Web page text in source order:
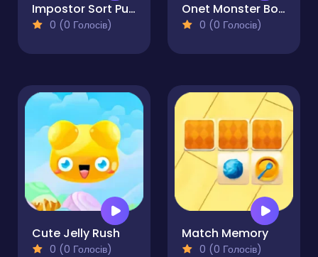
Impostor Sort Puzzle
0 (0 Голосів)
Onet Monster Book
0 (0 Голосів)
Cute Jelly Rush
0 (0 Голосів)
Match Memory
0 (0 Голосів)